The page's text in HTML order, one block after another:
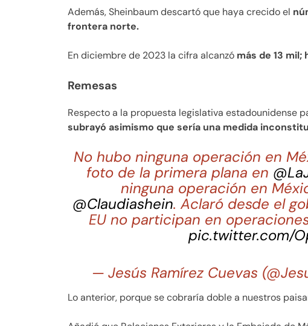
Además, Sheinbaum descartó que haya crecido el
frontera norte.
En diciembre de 2023 la cifra alcanzó más de 13 mil;
Remesas
Respecto a la propuesta legislativa estadounidense
subrayó asimismo que sería una medida
No hubo ninguna operación en
foto de la primera plana en
ninguna operación en
@Claudiashein. Aclaró desde el
EU no participan en
pic.twitter.com/
— Jesús Ramírez Cuevas
Lo anterior, porque se cobraría doble a nuestros